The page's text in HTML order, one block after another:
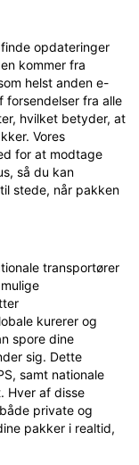
opdateringer
kommer fra
helst anden e-
forsendelser fra alle
hvilket betyder, at
Vores
for at modtage
så du kan
stede, når pakken
transportører
kurerer og
spore dine
sig. Dette
samt nationale
Hver af disse
private og
pakker i realtid,